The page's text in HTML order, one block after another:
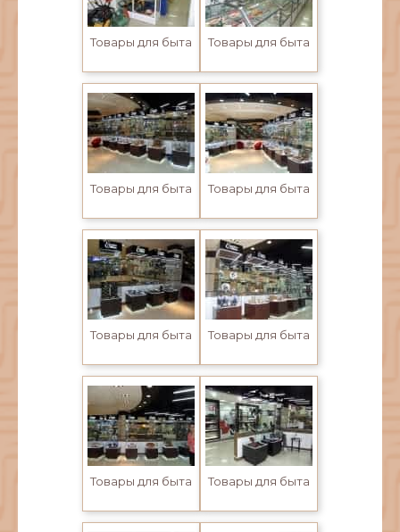
Товары для быта Товары для быта
Товары для быта Товары для быта
Товары для быта Товары для быта
Товары для быта Товары для быта